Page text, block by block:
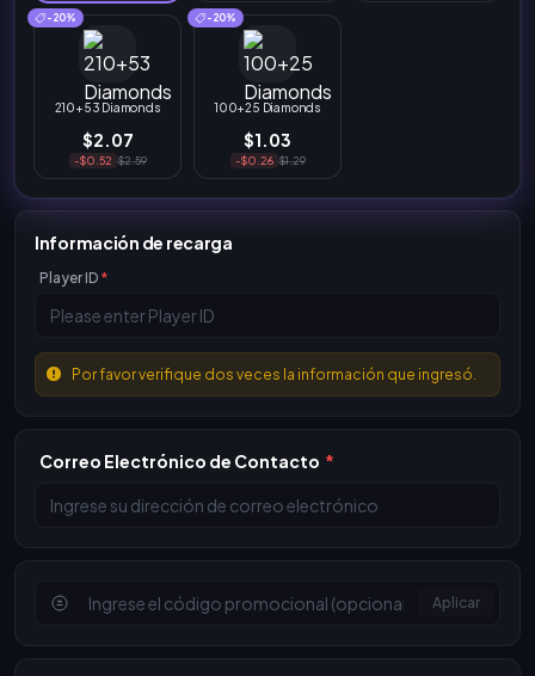
-20%
210+53 Diamonds
$2.07
-$0.52 $2.59
-20%
100+25 Diamonds
$1.03
-$0.26 $1.29
Información de recarga
Player ID *
Por favor verifique dos veces la información que ingresó.
Correo Electrónico de Contacto *
Aplicar